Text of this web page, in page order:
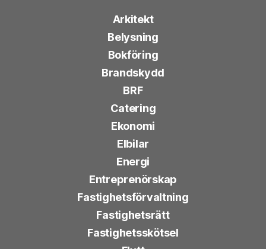
Arkitekt
Belysning
Bokföring
Brandskydd
BRF
Catering
Ekonomi
Elbilar
Energi
Entreprenörskap
Fastighetsförvaltning
Fastighetsrätt
Fastighetsskötsel